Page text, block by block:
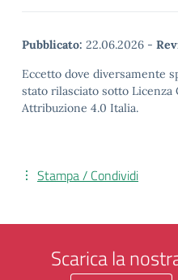
Pubblicato: 22.06.2026 -
Eccetto dove diversamente
stato rilasciato sotto Licenza
Attribuzione 4.0 Italia.
Stampa / Condividi
Scarica la